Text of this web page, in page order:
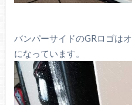
バンパーサイドのGRロゴは
になっています。